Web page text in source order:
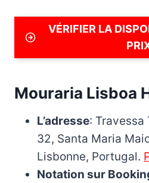
VÉRIFIER LA
Mouraria Lisboa
L’adresse: Travessa
32, Santa Maria
Lisbonne, Portugal.
Notation sur